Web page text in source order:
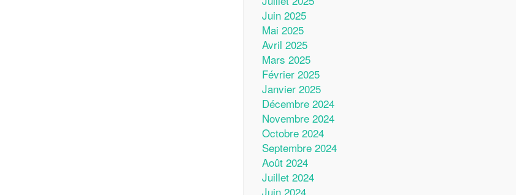
Juin 2025
Mai 2025
Avril 2025
Mars 2025
Février 2025
Janvier 2025
Décembre 2024
Novembre 2024
Octobre 2024
Septembre 2024
Août 2024
Juillet 2024
Juin 2024